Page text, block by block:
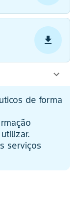
de forma
serviços